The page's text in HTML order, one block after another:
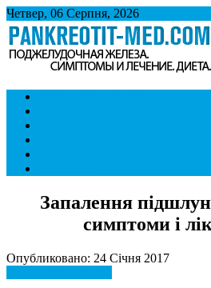
Четвер, 06 Серпня, 2026
Панкреатит
Підшлункова залоза. Симптоми і
при панкреатиті.
Запалення
симптоми і
Опубликовано: 24 Січня 2017